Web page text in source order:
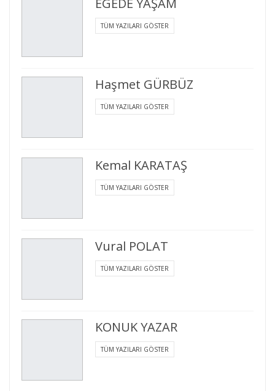
EGEDE YAŞAM
TÜM YAZILARI GÖSTER
Haşmet GÜRBÜZ
TÜM YAZILARI GÖSTER
Kemal KARATAŞ
TÜM YAZILARI GÖSTER
Vural POLAT
TÜM YAZILARI GÖSTER
KONUK YAZAR
TÜM YAZILARI GÖSTER